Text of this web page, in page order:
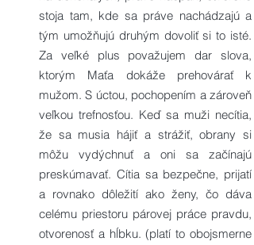
stoja tam, kde sa práve nachádzajú a
tým umožňujú druhým dovoliť si to isté.
Za veľké plus považujem dar slova,
ktorým Maťa dokáže prehovárať k
mužom. S úctou, pochopením a zároveň
veľkou trefnosťou. Keď sa muži necítia,
že sa musia hájiť a strážiť, obrany si
môžu vydýchnuť a oni sa začínajú
preskúmavať. Cítia sa bezpečne, prijatí
a rovnako dôležití ako ženy, čo dáva
celému priestoru párovej práce pravdu,
otvorenosť a hĺbku. (platí to obojsmerne